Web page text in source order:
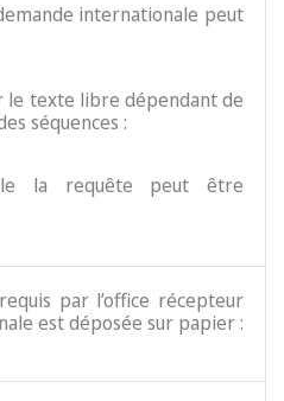
internationale peut
le texte libre dépendant de
séquences :
la requête peut être
par l’office récepteur
est déposée sur papier :